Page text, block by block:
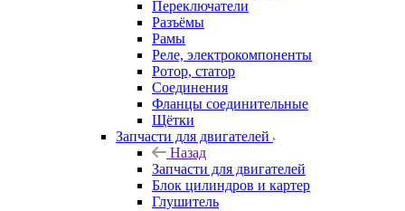
Переключатели
Разъёмы
Рамы
Реле, электрокомпоненты
Ротор, статор
Соединения
Фланцы соединительные
Щётки
Запчасти для двигателей
Назад
Запчасти для двигателей
Блок цилиндров и картер
Глушитель